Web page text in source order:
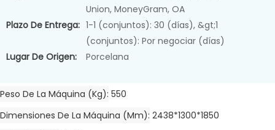
Union, MoneyGram, OA
Plazo De Entrega: 1-1 (conjuntos): 30 (días), &gt;1
(conjuntos): Por negociar (días)
Lugar De Origen:
Porcelana
Peso De La Máquina (kg) 550
Dimensiones De La Máquina (mm) 2438*1300*1850